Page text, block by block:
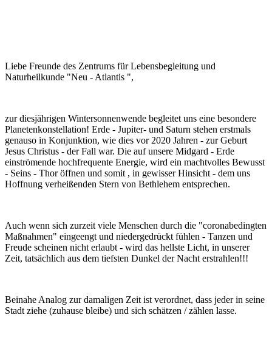
Liebe Freunde des Zentrums für Lebensbegleitung und
Naturheilkunde "Neu - Atlantis ",
zur diesjährigen Wintersonnenwende begleitet uns eine besondere
Planetenkonstellation! Erde - Jupiter- und Saturn stehen erstmals
genauso in Konjunktion, wie dies vor 2020 Jahren - zur Geburt
Jesus Christus - der Fall war. Die auf unsere Midgard - Erde
einströmende hochfrequente Energie, wird ein machtvolles Bewusst
- Seins - Thor öffnen und somit , in gewisser Hinsicht - dem uns
Hoffnung verheißenden Stern von Bethlehem entsprechen.
Auch wenn sich zurzeit viele Menschen durch die "coronabedingten
Maßnahmen" eingeengt und niedergedrückt fühlen - Tanzen und
Freude scheinen nicht erlaubt - wird das hellste Licht, in unserer
Zeit, tatsächlich aus dem tiefsten Dunkel der Nacht erstrahlen!!!
Beinahe Analog zur damaligen Zeit ist verordnet, dass jeder in seine
Stadt ziehe (zuhause bleibe) und sich schätzen / zählen lasse.